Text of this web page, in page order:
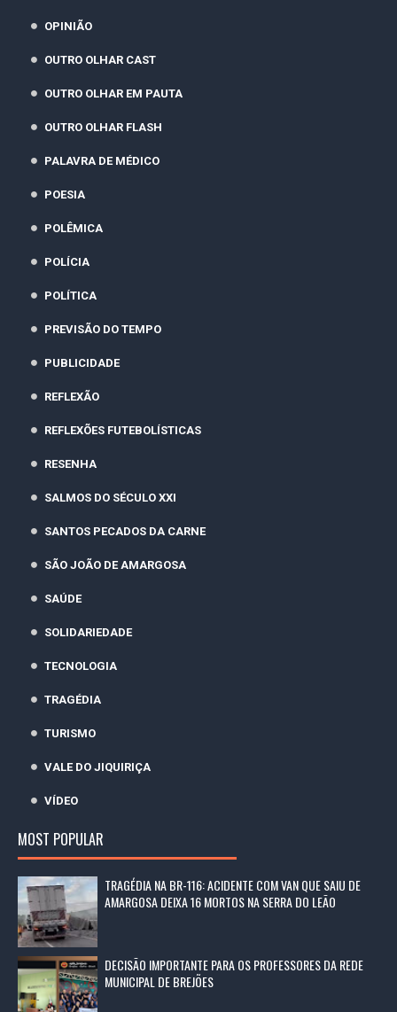
OPINIÃO
OUTRO OLHAR CAST
OUTRO OLHAR EM PAUTA
OUTRO OLHAR FLASH
PALAVRA DE MÉDICO
POESIA
POLÊMICA
POLÍCIA
POLÍTICA
PREVISÃO DO TEMPO
PUBLICIDADE
REFLEXÃO
REFLEXÕES FUTEBOLÍSTICAS
RESENHA
SALMOS DO SÉCULO XXI
SANTOS PECADOS DA CARNE
SÃO JOÃO DE AMARGOSA
SAÚDE
SOLIDARIEDADE
TECNOLOGIA
TRAGÉDIA
TURISMO
VALE DO JIQUIRIÇA
VÍDEO
MOST POPULAR
TRAGÉDIA NA BR-116: ACIDENTE COM VAN QUE SAIU DE
AMARGOSA DEIXA 16 MORTOS NA SERRA DO LEÃO
DECISÃO IMPORTANTE PARA OS PROFESSORES DA REDE
MUNICIPAL DE BREJÕES